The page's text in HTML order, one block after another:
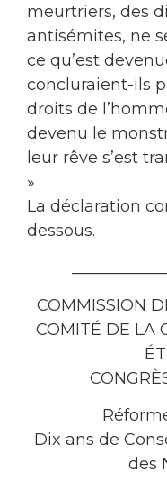
meurtriers, des
antisémites, ne
ce qu’est
concluraient-ils
droits de
devenu le
leur rêve s’est
»
La déclaration
dessous.
COMMISSION
COMITÉ DE LA
Dix ans de
des